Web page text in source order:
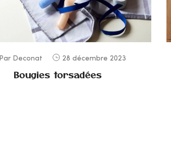
Par Deconat 28 décembre 2023
Bougies torsadées